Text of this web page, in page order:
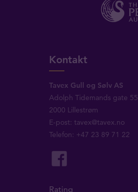
Kontakt
Tavex Gull og Sølv AS
Adolph Tidemands gate 55
2000 Lillestrøm
E-post:tavex@tavex.no
Telefon: +47 23 89 71 22
Rating